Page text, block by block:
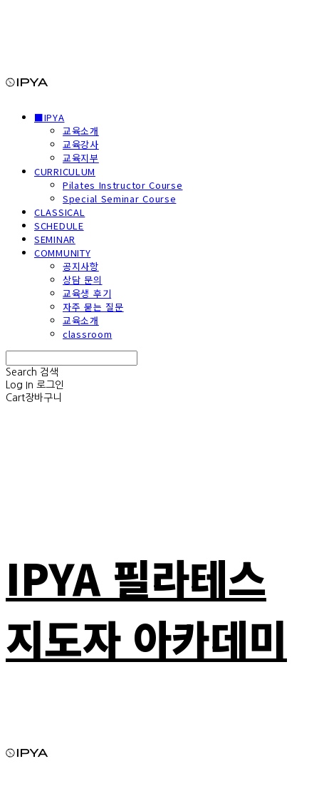
■IPYA
교육소개
교육강사
교육지부
CURRICULUM
Pilates Instructor Course
Special Seminar Course
CLASSICAL
SCHEDULE
SEMINAR
COMMUNITY
공지사항
상담 문의
교육생 후기
자주 묻는 질문
교육소개
classroom
Search 검색
Log In 로그인
Cart장바구니
IPYA 필라테스
지도자 아카데미